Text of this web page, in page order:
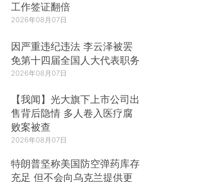
工作签证翻倍
2026年08月07日
因严重违纪违法 李云泽被罢
免第十四届全国人大代表职务
2026年08月07日
【我闻】光大旗下上市公司出
售背后隐情 多人卷入医疗腐
败案被查
2026年08月07日
特朗普坚称美国防空弹药库存
充足 但不会向乌克兰提供更